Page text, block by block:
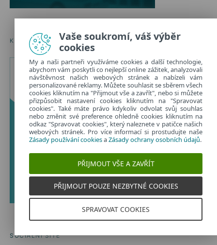
KONVERZAČNÍ KARTY PRO DĚTI A RODIČE
SOCIÁLNÍ SÍTĚ
Vaše soukromí, váš výběr
cookies
My a naši partneři využíváme cookies a další technologie,
abychom vám poskytli co nejlepší online zážitek, analyzovali
návštěvnost našich webových stránek a nabízeli vám
personalizované reklamy. Můžete souhlasit se sběrem všech
cookies kliknutím na "Přijmout vše a zavřít", nebo si můžete
přizpůsobit nastavení cookies kliknutím na "Spravovat
cookies". Také máte právo kdykoliv odvolat svůj souhlas
nebo změnit své preference ohledně cookies kliknutím na
odkaz "Spravovat cookies", který naleznete v patičce našich
webových stránek. Pro více informací si prostudujte naše
Zásady používání cookiesaZásady ochrany osobních údajů.
PŘIJMOUT VŠE A ZAVŘÍT
PŘIJMOUT POUZE NEZBYTNÉ COOKIES
SPRAVOVAT COOKIES